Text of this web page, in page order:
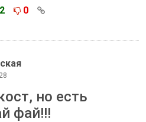
2 0
но есть
фай!!!